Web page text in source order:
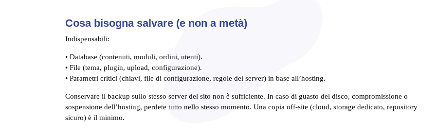
Cosa bisogna salvare (e non a metà)
Indispensabili:
• Database (contenuti, moduli, ordini, utenti).
• File (tema, plugin, upload, configurazione).
• Parametri critici (chiavi, file di configurazione, regole del server) in base all’hosting.
Conservare il backup sullo stesso server del sito non è sufficiente. In caso di guasto del disco, compromissione o
sospensione dell’hosting, perdete tutto nello stesso momento. Una copia off-site (cloud, storage dedicato, repository
sicuro) è il minimo.